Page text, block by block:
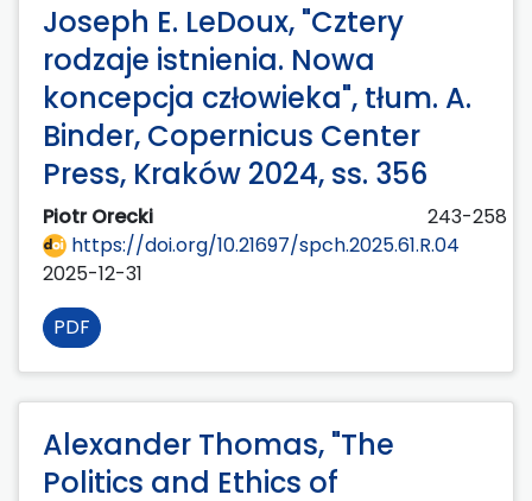
Joseph E. LeDoux, "Cztery
rodzaje istnienia. Nowa
koncepcja człowieka", tłum. A.
Binder, Copernicus Center
Press, Kraków 2024, ss. 356
Piotr Orecki
243-258
https://doi.org/10.21697/spch.2025.61.R.04
2025-12-31
PDF
Alexander Thomas, "The
Politics and Ethics of